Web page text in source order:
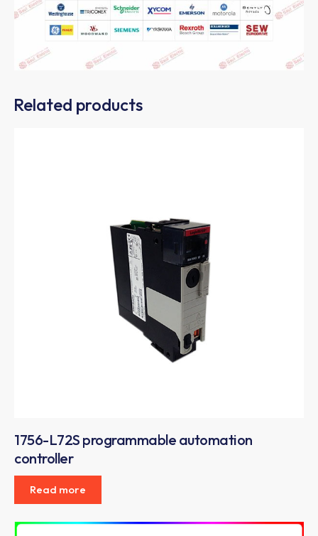
Related products
1756-L72S programmable automation
controller
Read more